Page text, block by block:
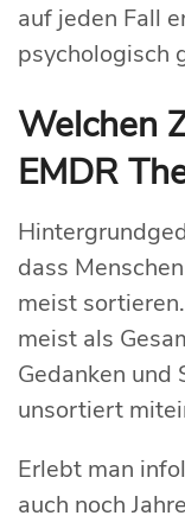
auf jeden Fall
psychologisch
Welchen
EMDR
dass
meist
meist als
Gedanken und
unsortiert
Erlebt man
auch noch